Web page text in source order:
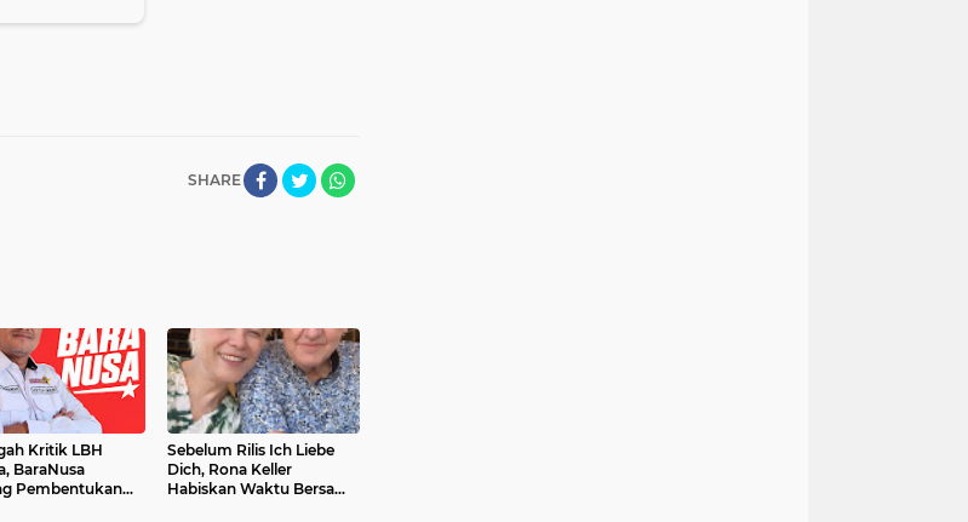
SHARE
Kritik LBH
BaraNusa
Sebelum Rilis Ich Liebe
Dich, Rona Keller
Habiskan Waktu Bersama